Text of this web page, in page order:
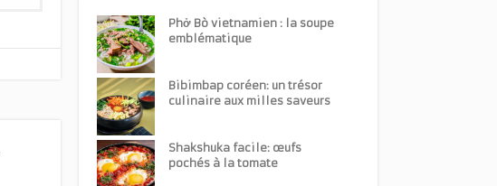
Phở Bò vietnamien : la soupe
emblématique
Bibimbap coréen: un trésor
culinaire aux milles saveurs
Shakshuka facile: œufs
pochés à la tomate